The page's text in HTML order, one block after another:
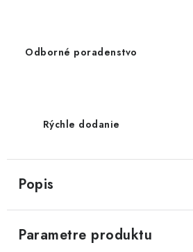
Odborné poradenstvo
Rýchle dodanie
Popis
Parametre produktu